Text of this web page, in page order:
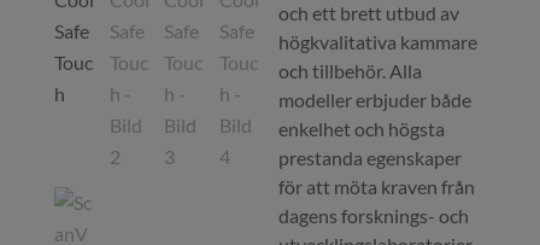
och ett brett utbud av
högkvalitativa kammare
och tillbehör. Alla
modeller erbjuder både
enkelhet och högsta
prestanda egenskaper
för att möta kraven från
dagens forsknings- och